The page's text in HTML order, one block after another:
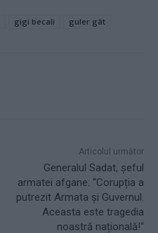
gigi becali guler gât
Articolul următor
Generalul Sadat, șeful
armatei afgane: “Corupția a
putrezit Armata și Guvernul.
Aceasta este tragedia
noastră națională!“